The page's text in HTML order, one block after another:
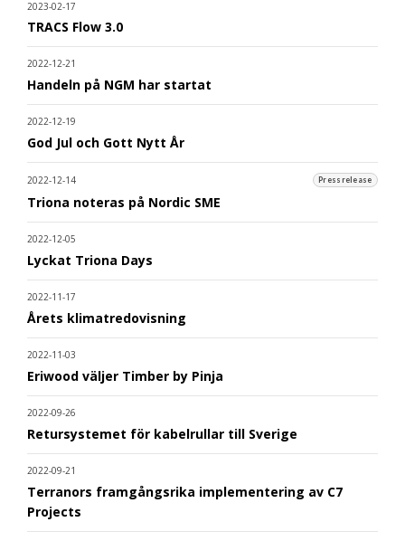
2023-02-17
TRACS Flow 3.0
2022-12-21
Handeln på NGM har startat
2022-12-19
God Jul och Gott Nytt År
2022-12-14 Pressrelease
Triona noteras på Nordic SME
2022-12-05
Lyckat Triona Days
2022-11-17
Årets klimatredovisning
2022-11-03
Eriwood väljer Timber by Pinja
2022-09-26
Retursystemet för kabelrullar till Sverige
2022-09-21
Terranors framgångsrika implementering av C7
Projects